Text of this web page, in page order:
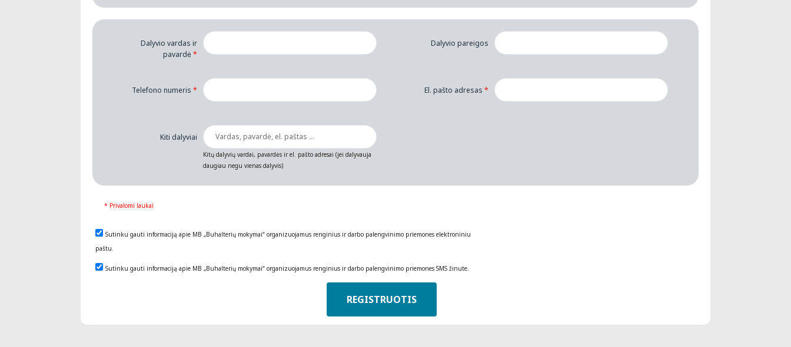
Dalyvio vardas ir
pavardė*
Dalyvio pareigos
Telefono numeris* El. pašto adresas*
Kiti dalyviai
Kitų dalyvių vardai, pavardės ir el. pašto adresai (jei dalyvauja
daugiau negu vienas dalyvis)
* Privalomi laukai
Sutinku gauti informaciją apie MB „Buhalterių mokymai“ organizuojamus renginius ir darbo palengvinimo priemones elektroniniu
paštu.
Sutinku gauti informaciją apie MB „Buhalterių mokymai“ organizuojamus renginius ir darbo palengvinimo priemones SMS žinute.
REGISTRUOTIS